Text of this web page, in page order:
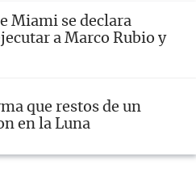
Miami se declara
a Marco Rubio y
que restos de un
en la Luna